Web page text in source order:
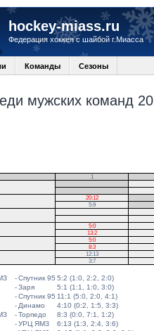
hockey-miass.ru
Федерация хоккея с шайбой г.Миасса
Команды Сезоны
мужских команд
1
20:12
5:9
5:0
13:2
5:0
8:3
12:13
3:7
-Спутник 95 5:2 (1:0, 2:2, 2:0)
-Заря
5:1 (1:1, 1:0, 3:0)
-Спутник 95 11:1 (5:0, 2:0, 4:1)
- Динамо
4:10 (0:2, 1:5, 3:3)
-Торпедо
8:3 (0:0, 7:1, 1:2)
-УРЦ ЯМЗ
6:13 (1:3, 2:4, 3:6)